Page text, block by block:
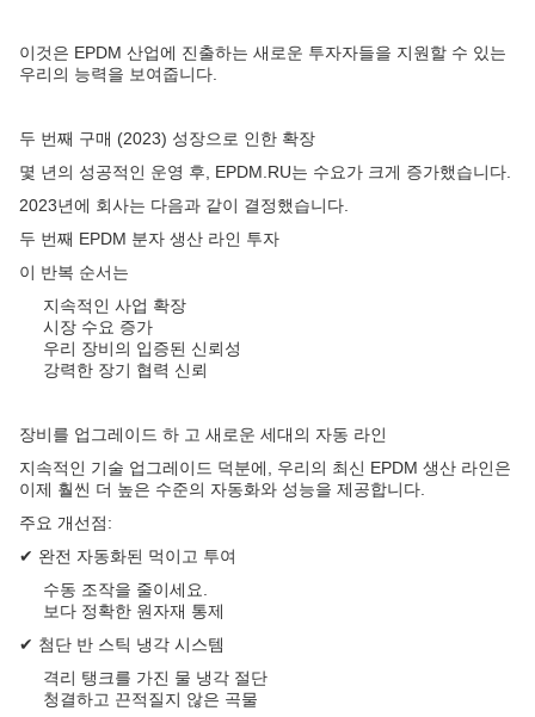
이것은 EPDM 산업에 진출하는 새로운 투자자들을 지원할 수 있는
우리의 능력을 보여줍니다.
두 번째 구매 (2023) 성장으로 인한 확장
몇 년의 성공적인 운영 후, EPDM.RU는 수요가 크게 증가했습니다.
2023년에 회사는 다음과 같이 결정했습니다.
두 번째 EPDM 분자 생산 라인 투자
이 반복 순서는
지속적인 사업 확장
시장 수요 증가
우리 장비의 입증된 신뢰성
강력한 장기 협력 신뢰
장비를 업그레이드 하 고 새로운 세대의 자동 라인
지속적인 기술 업그레이드 덕분에, 우리의 최신 EPDM 생산 라인은
이제 훨씬 더 높은 수준의 자동화와 성능을 제공합니다.
주요 개선점:
✔ 완전 자동화된 먹이고 투여
수동 조작을 줄이세요.
보다 정확한 원자재 통제
✔ 첨단 반 스틱 냉각 시스템
격리 탱크를 가진 물 냉각 절단
청결하고 끈적질지 않은 곡물